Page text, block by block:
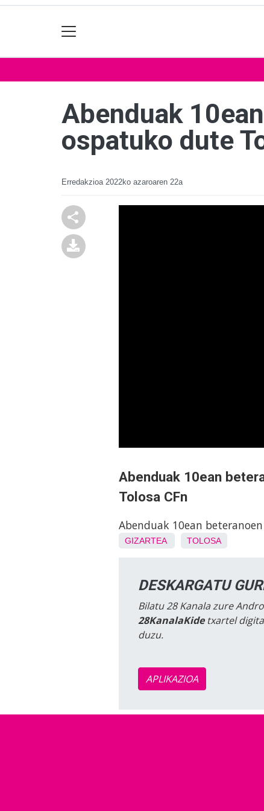
Abenduak
ospatuko dute
Erredakzioa 2022ko azaroaren 22a
Abenduak 10ean
Tolosa CFn
Abenduak 10ean
GIZARTEA TOLOSA
DESKARGATU
Bilatu 28 Kanala zure
28KanalaKidetxartel
duzu.
APLIKAZIOA